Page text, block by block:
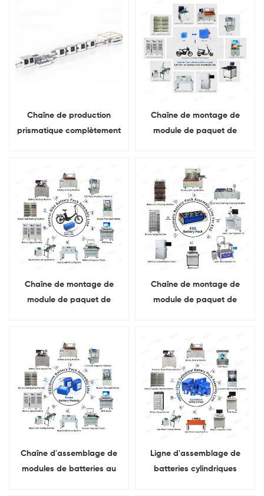
Chaîne de production
prismatique complètement
de lithium d'ESS
Chaîne de montage de
module de paquet de
Chaîne de montage de
module de paquet de
Chaîne de montage de
module de paquet de
d'énergie d'ESS
Chaîne d'assemblage de
modules de batteries au
Ligne d'assemblage de
batteries cylindriques